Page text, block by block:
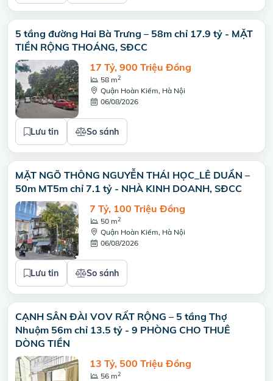
5 tầng đường Hai Bà Trưng – 58m chỉ 17.9 tỷ - MẶT
TIỀN RỘNG THOÁNG, SĐCC
17 Tỷ, 900 Triệu Đồng
58 m2
Quận Hoàn Kiếm, Hà Nội
06/08/2026
Lưu tin So sánh
MẶT NGÕ THÔNG NGUYỄN THÁI HỌC_LÊ DUẨN –
50m MT5m chỉ 7.1 tỷ - NHÀ KINH DOANH, SĐCC
7 Tỷ, 100 Triệu Đồng
50 m2
Quận Hoàn Kiếm, Hà Nội
06/08/2026
Lưu tin So sánh
CẠNH SÂN ĐÀI VOV RẤT RỘNG – 5 tầng Thợ
Nhuộm 56m chỉ 13.5 tỷ - 9 PHÒNG CHO THUÊ
DÒNG TIỀN
13 Tỷ, 500 Triệu Đồng
56 m2